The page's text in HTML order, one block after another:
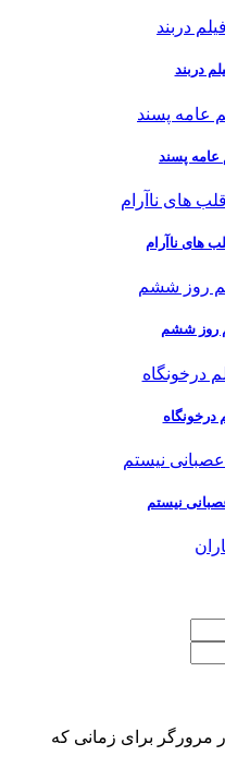
دربند
عامه پسند
های ناآرام
روز ششم
درخونگاه
نیستم
مرورگر برای زمانی که